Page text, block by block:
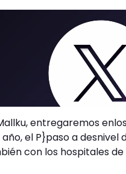
entregaremos
el P}paso a desnivel
con los hospitales